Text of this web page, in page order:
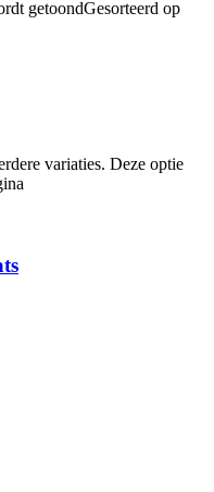
getoondGesorteerd op
variaties. Deze optie